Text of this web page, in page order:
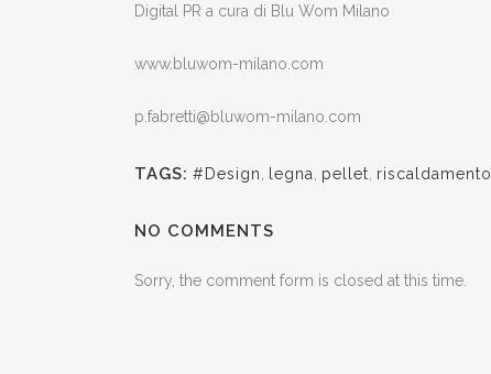
Digital PR a cura di Blu Wom Milano
www.bluwom-milano.com
p.fabretti@bluwom-milano.com
TAGS: #Design legna pellet riscaldamento
NO COMMENTS
Sorry, the comment form is closed at this time.